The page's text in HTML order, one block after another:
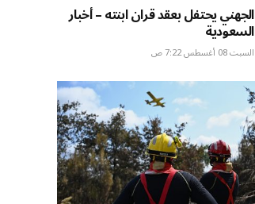
الجهني يحتفل بعقد قران ابنته – أخبار
السعودية
السبت 08 أغسطس 7:22 ص